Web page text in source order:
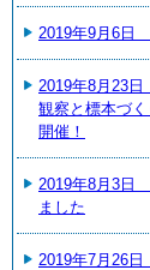
2019年9月6日
2019年8月23
観察と標本づ
開催！
2019年8月3日
ました
2019年7月26